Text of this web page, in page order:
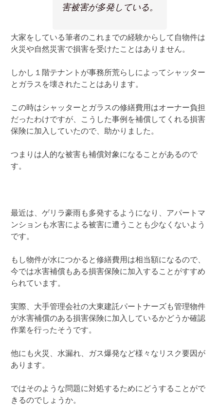
害被害が多発している。
大家をしている筆者のこれまでの経験からして自物件は
火災や自然災害で損害を受けたことはありません。
しかし１階テナントが事務所荒らしによってシャッター
とガラスを壊されたことはあります。
この時はシャッターとガラスの修繕費用はオーナー負担
だったわけですが、こうした事例を補償してくれる損害
保険に加入していたので、助かりました。
つまりは人的な被害も補償対象になることがあるので
す。
最近は、ゲリラ豪雨も多発するようになり、アパートマ
ンションも水害による被害に遭うことも少なくないよう
です。
もし物件が水につかると修繕費用は相当額になるので、
今では水害補償もある損害保険に加入することがすすめ
られています。
実際、大手管理会社の大東建託パートナーズも管理物件
が水害補償のある損害保険に加入しているかどうか確認
作業を行ったそうです。
他にも火災、水漏れ、ガス爆発など様々なリスク要因が
あります。
ではそのような問題に対処するためにどうすることがで
きるのでしょうか。